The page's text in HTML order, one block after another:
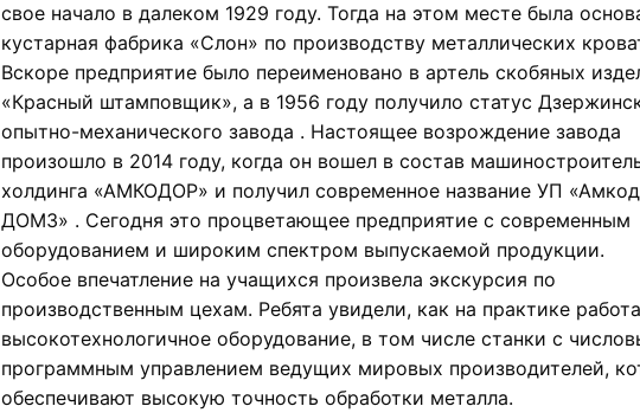
свое начало в далеком 1929 году. Тогда на этом месте была
кустарная фабрика «Слон» по производству металлических
Вскоре предприятие было переименовано в артель скобяных
«Красный штамповщик», а в 1956 году получило статус
опытно-механического завода . Настоящее возрождение завода
произошло в 2014 году, когда он вошел в состав
холдинга «АМКОДОР» и получил современное название УП
ДОМЗ» . Сегодня это процветающее предприятие с современным
оборудованием и широким спектром выпускаемой продукции.
Особое впечатление на учащихся произвела экскурсия по
производственным цехам. Ребята увидели, как на практике
высокотехнологичное оборудование, в том числе станки с
программным управлением ведущих мировых производителей,
обеспечивают высокую точность обработки металла.